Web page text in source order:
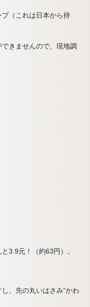
（これは日本から持
きませんので、現地調
3.9元！（約63円）。
、先の丸いはさみ“かわ